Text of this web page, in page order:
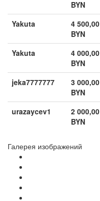
BYN
Yakuta
4 500,00
BYN
Yakuta
4 000,00
BYN
jeka7777777
3 000,00
BYN
urazaycev1
2 000,00
BYN
Галерея изображений